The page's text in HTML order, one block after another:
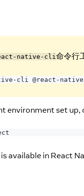
native-cli命令行
cli @react-
environment set
available in React